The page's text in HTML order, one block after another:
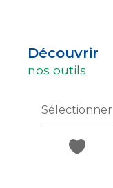
découvrir
nos outils
Sélectionner